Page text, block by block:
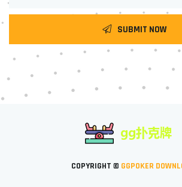
SUBMIT NOW
COPYRIGHT © GGPOKER